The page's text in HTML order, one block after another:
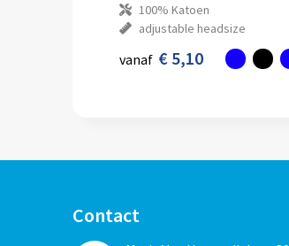
100% Katoen
adjustable headsize
vanaf € 5,10
Contact